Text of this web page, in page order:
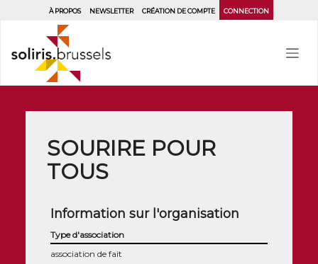
À PROPOS NEWSLETTER CRÉATION DE COMPTE CONNECTION
SOURIRE POUR
TOUS
Information sur l'organisation
Type d'association
association de fait